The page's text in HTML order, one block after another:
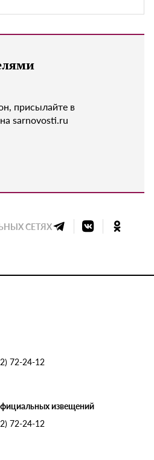
присылайте в
sarnovosti.ru
СЕТЯХ
72-24-12
извещений
72-24-12